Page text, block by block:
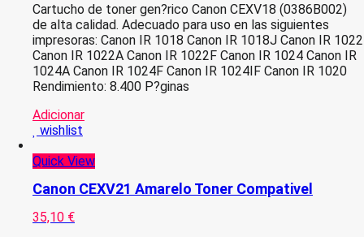
Cartucho de toner gen?rico Canon CEXV18 (0386B002)
de alta calidad. Adecuado para uso en las siguientes
impresoras: Canon IR 1018 Canon IR 1018J Canon IR 1022
Canon IR 1022A Canon IR 1022F Canon IR 1024 Canon IR
1024A Canon IR 1024F Canon IR 1024IF Canon IR 1020
Rendimiento: 8.400 P?ginas
Adicionar
wishlist
Quick View
Canon CEXV21 Amarelo Toner Compativel
35,10 €